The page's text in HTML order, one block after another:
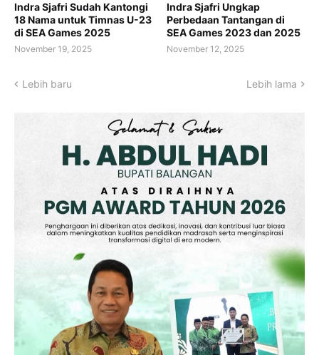
Indra Sjafri Sudah Kantongi
18 Nama untuk Timnas U-23
di SEA Games 2025
November 19, 2025
Indra Sjafri Ungkap
Perbedaan Tantangan di
SEA Games 2023 dan 2025
November 12, 2025
Lebih baru Lebih lama